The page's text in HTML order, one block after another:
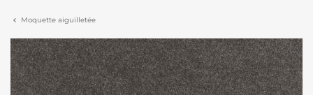
Moquette aiguilletée